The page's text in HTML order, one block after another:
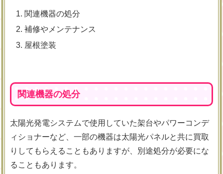
関連機器の処分
補修やメンテナンス
屋根塗装
関連機器の処分
太陽光発電システムで使用していた架台やパワーコンデ
ィショナーなど、一部の機器は太陽光パネルと共に買取
りしてもらえることもありますが、別途処分が必要にな
ることもあります。